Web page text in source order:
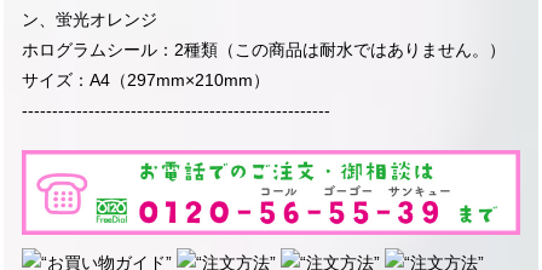
ン、蛍光オレンジ
ホログラムシール：2種類（この商品は耐水ではありません。）
サイズ：A4（297mm×210mm）
---------------------------------------------------